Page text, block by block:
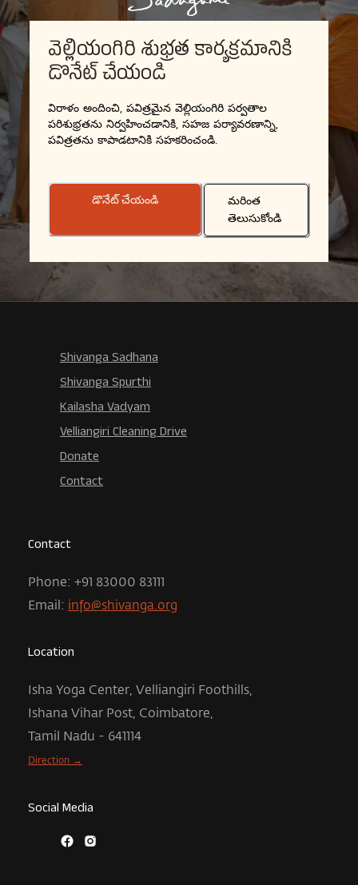
వెల్లియంగిరి శుభ్రత కార్యక్రమానికి
డొనేట్ చేయండి
విరాళం అందించి, పవిత్రమైన వెల్లియంగిరి పర్వతాల
పరిశుభ్రతను నిర్వహించడానికి, సహజ పర్యావరణాన్ని,
పవిత్రతను కాపాడటానికి సహకరించండి.
డొనేట్ చేయండి
మరింత
తెలుసుకోండి
Shivanga Sadhana
Shivanga Spurthi
Kailasha Vadyam
Velliangiri Cleaning Drive
Donate
Contact
Contact
Phone: +91 83000 83111
Email: info@shivanga.org
Location
Isha Yoga Center, Velliangiri Foothills,
Ishana Vihar Post, Coimbatore,
Tamil Nadu - 641114
Direction →
Social Media